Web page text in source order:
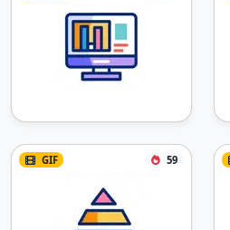
GIF 59